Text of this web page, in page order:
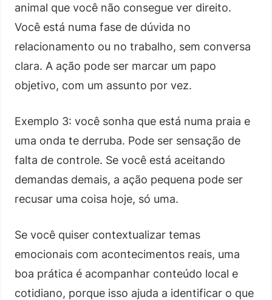
animal que você não consegue ver direito.
Você está numa fase de dúvida no
relacionamento ou no trabalho, sem conversa
clara. A ação pode ser marcar um papo
objetivo, com um assunto por vez.
Exemplo 3: você sonha que está numa praia e
uma onda te derruba. Pode ser sensação de
falta de controle. Se você está aceitando
demandas demais, a ação pequena pode ser
recusar uma coisa hoje, só uma.
Se você quiser contextualizar temas
emocionais com acontecimentos reais, uma
boa prática é acompanhar conteúdo local e
cotidiano, porque isso ajuda a identificar o que